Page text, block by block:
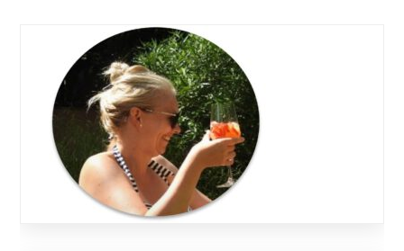
navigation